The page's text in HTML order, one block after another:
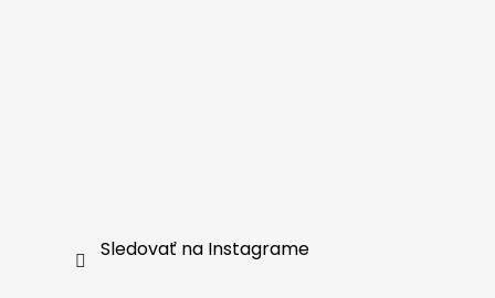
Sledovať na Instagrame